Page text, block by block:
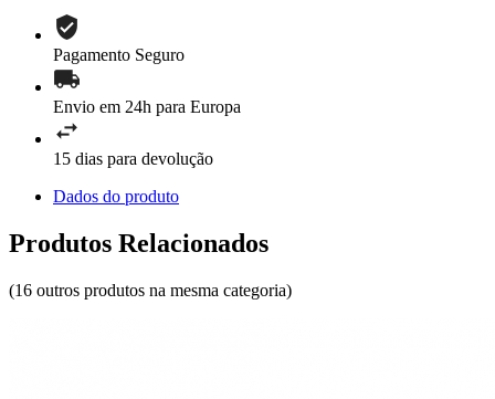
Pagamento Seguro
Envio em 24h para Europa
15 dias para devolução
Dados do produto
Produtos Relacionados
(16 outros produtos na mesma categoria)